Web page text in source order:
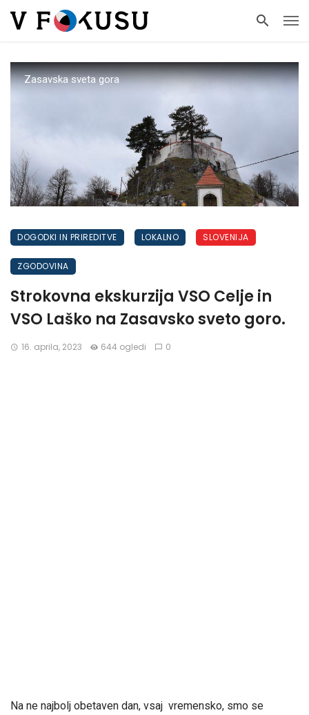
Zasavska sveta gora
DOGODKI IN PRIREDITVE LOKALNO SLOVENIJA
ZGODOVINA
Strokovna ekskurzija VSO Celje in
VSO Laško na Zasavsko sveto goro.
16. aprila, 2023 644 ogledi 0
Na ne najbolj obetaven dan, vsaj vremensko, smo se